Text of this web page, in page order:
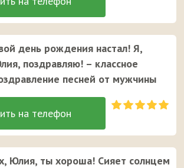
день рождения настал! Я,
поздравляю! – классное
песней от мужчины
Юлия, ты хороша! Сияет солнцем